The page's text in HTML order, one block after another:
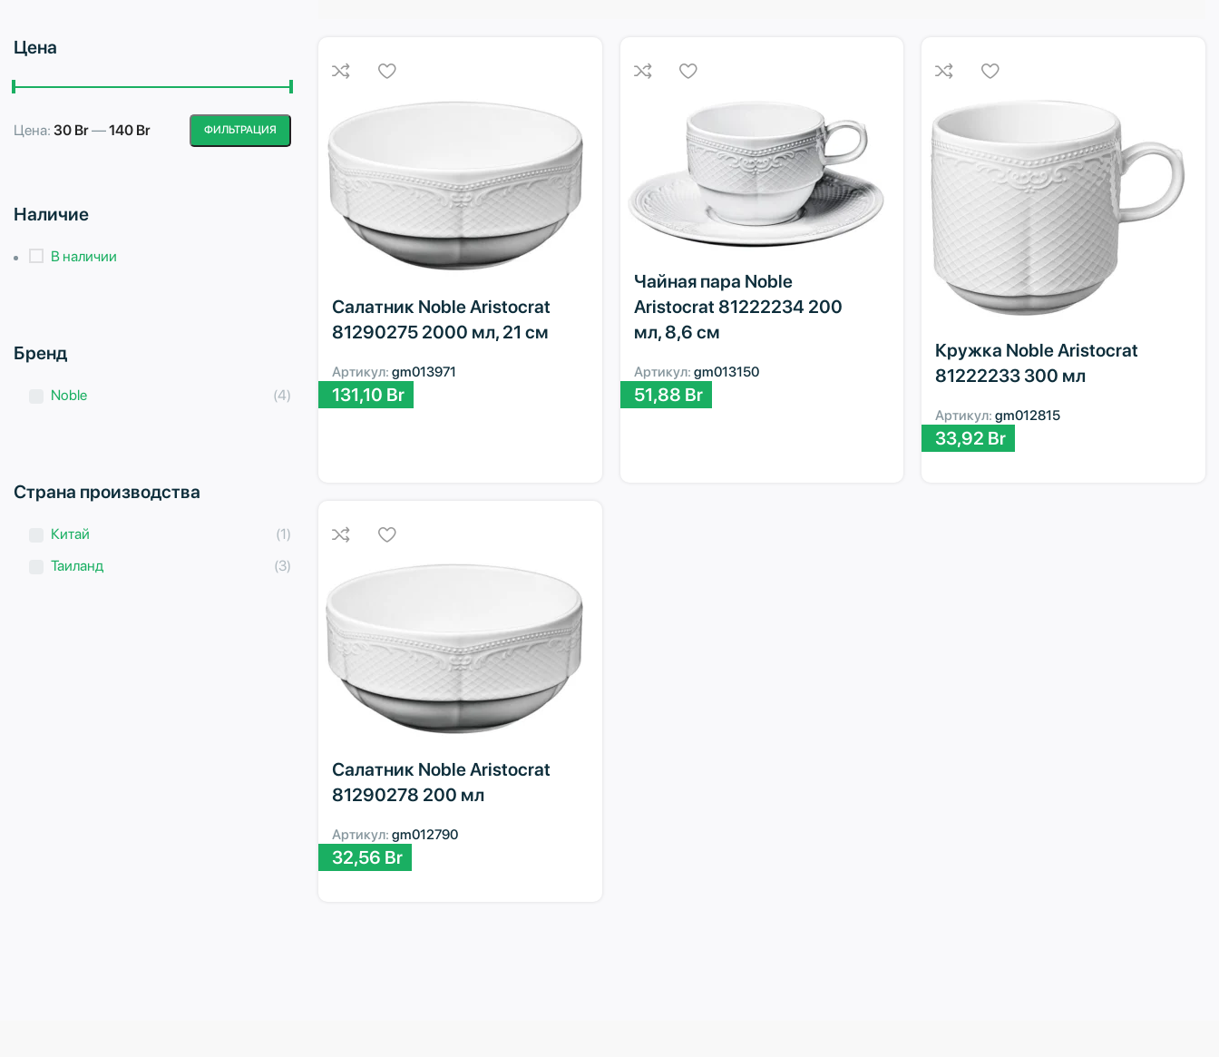
Цена
Минимальная
Максимальная
ФИЛЬТРАЦИЯ
Цена: 30 Br—140 Br
Наличие
В наличии
Бренд
Noble (4)
Страна производства
Китай
(1)
Таиланд
(3)
Салатник Noble Aristocrat
81290275 2000 мл, 21 см
Артикул: gm013971
131,10 Br
Чайная пара Noble
Aristocrat 81222234 200
мл, 8,6 см
Артикул: gm013150
51,88 Br
Кружка Noble Aristocrat
81222233 300 мл
Артикул:gm012815
33,92 Br
Салатник Noble Aristocrat
81290278 200 мл
Артикул: gm012790
32,56 Br